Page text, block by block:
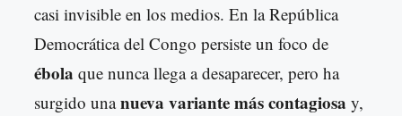
casi invisible en los medios. En la República
Democrática del Congo persiste un foco de
ébola que nunca llega a desaparecer, pero ha
surgido unanueva variante más contagiosa y,